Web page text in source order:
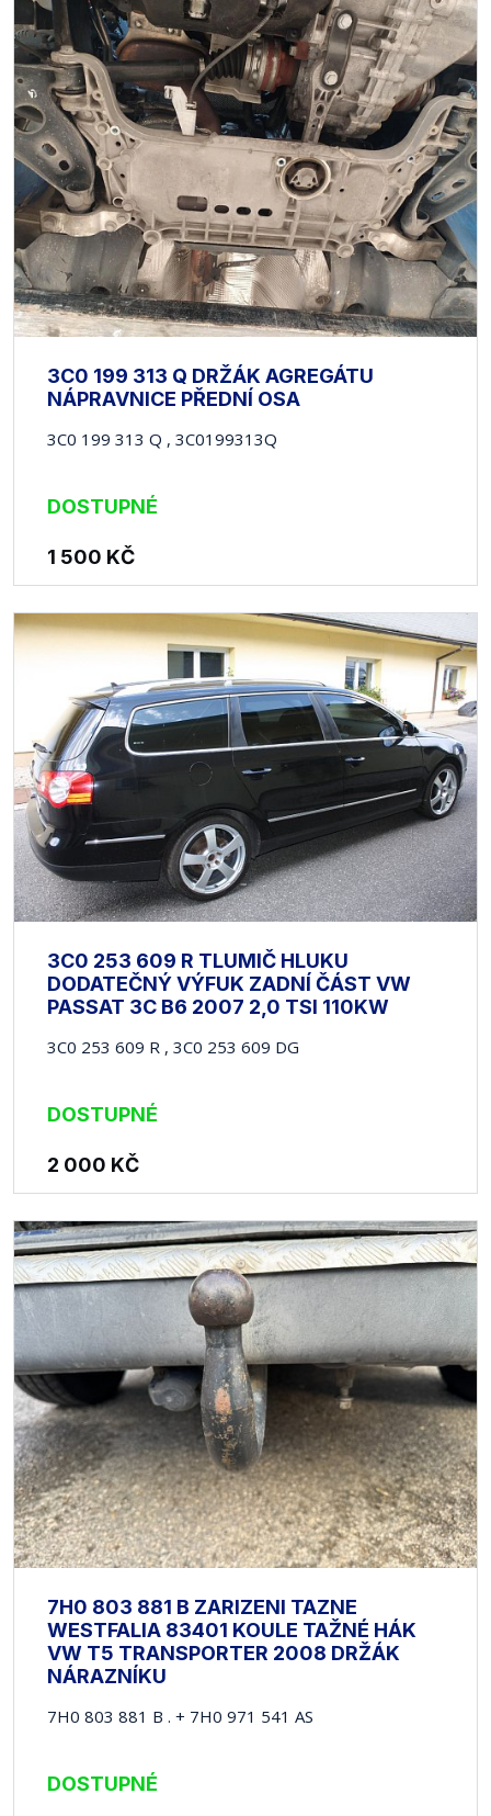
3C0 199 313 Q DRŽÁK AGREGÁTU
NÁPRAVNICE PŘEDNÍ OSA
3C0 199 313 Q , 3C0199313Q
DOSTUPNÉ
1 500 KČ
3C0 253 609 R TLUMIČ HLUKU
DODATEČNÝ VÝFUK ZADNÍ ČÁST VW
PASSAT 3C B6 2007 2,0 TSI 110KW
3C0 253 609 R , 3C0 253 609 DG
DOSTUPNÉ
2 000 KČ
7H0 803 881 B ZARIZENI TAZNE
WESTFALIA 83401 KOULE TAŽNÉ HÁK
VW T5 TRANSPORTER 2008 DRŽÁK
NÁRAZNÍKU
7H0 803 881 B . + 7H0 971 541 AS
DOSTUPNÉ